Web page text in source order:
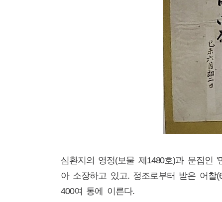
정조
심환지의 영정(보물 제1480호)과 문집인
아 소장하고 있고. 정조로부터 받은 어찰
400여 통에 이른다.